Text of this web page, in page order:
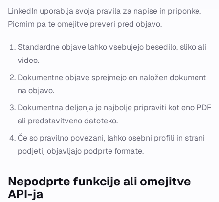
LinkedIn uporablja svoja pravila za napise in priponke,
Picmim pa te omejitve preveri pred objavo.
Standardne objave lahko vsebujejo besedilo, sliko ali
video.
Dokumentne objave sprejmejo en naložen dokument
na objavo.
Dokumentna deljenja je najbolje pripraviti kot eno PDF
ali predstavitveno datoteko.
Če so pravilno povezani, lahko osebni profili in strani
podjetij objavljajo podprte formate.
Nepodprte funkcije ali omejitve
API-ja